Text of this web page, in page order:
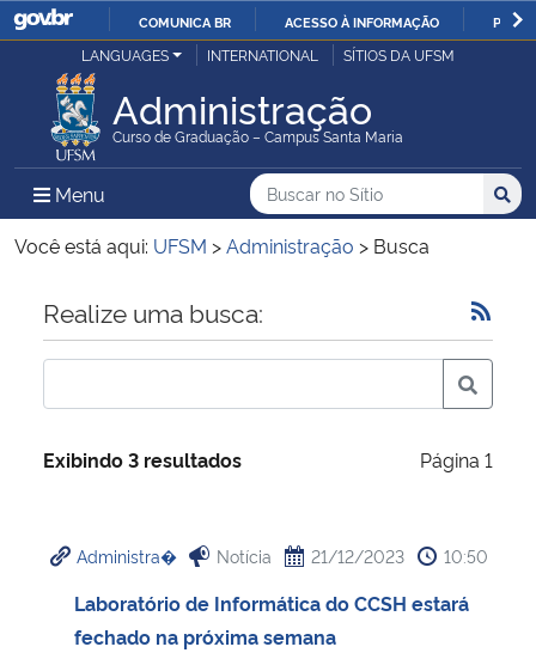
IR
O
COMUNICA BR ACESSO À INFORMAÇÃO
Ministério da Justiça e Segurança Pública
Ministério da Defesa
Ministério das Relações Exteriores
Ministério da Economia
Ministério da Infraestrutura
Ministério da Cidadania
LANGUAGES INTERNATIONAL SÍTIOS DA UFSM
Administração
Curso de Graduação – Campus Santa Maria
Menu Menu Principal do Sítio
Busca
Buscar no no Sítio
Busca:
Você está aqui: UFSM >Administração > Busca
Início do conteúdo
Realize uma busca:
Exibindo 3 resultados Página 1
Administra� Notícia 21/12/2023 10:50
Laboratório de Informática do CCSH estará
fechado na próxima semana